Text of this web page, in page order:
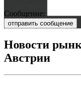
Сообщение:
отправить сообщение
Новости
Австрии